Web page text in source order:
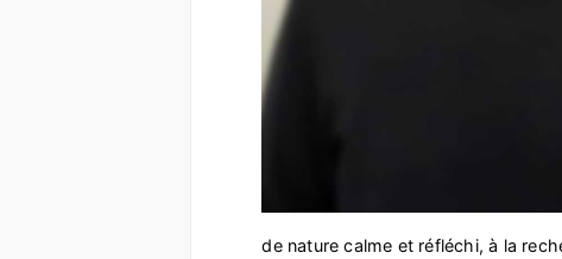
de nature calme et réfléchi, à la